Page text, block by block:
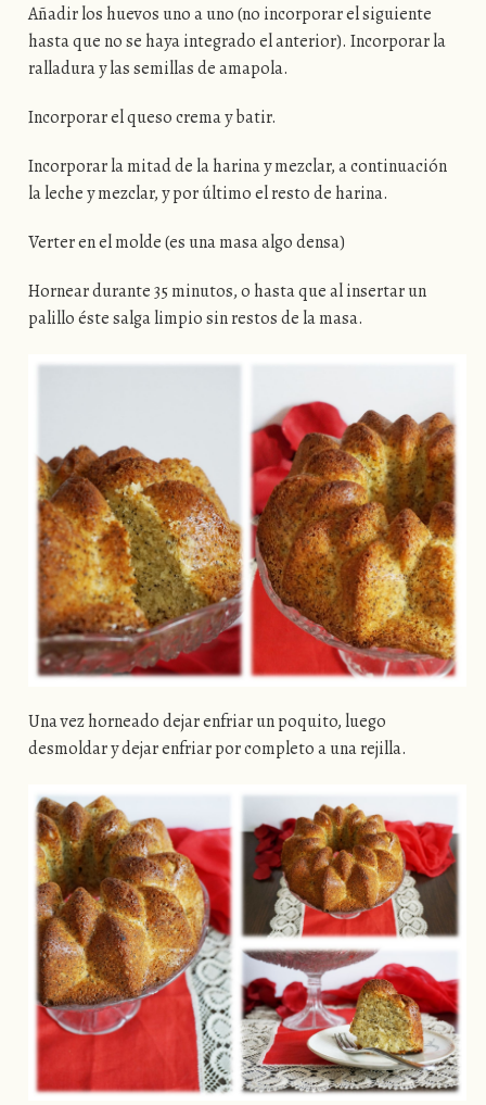
Añadir los huevos uno a uno (no incorporar el siguiente
hasta que no se haya integrado el anterior). Incorporar la
ralladura y las semillas de amapola.
Incorporar el queso crema y batir.
Incorporar la mitad de la harina y mezclar, a continuación
la leche y mezclar, y por último el resto de harina.
Verter en el molde (es una masa algo densa)
Hornear durante 35 minutos, o hasta que al insertar un
palillo éste salga limpio sin restos de la masa.
Una vez horneado dejar enfriar un poquito, luego
desmoldar y dejar enfriar por completo a una rejilla.